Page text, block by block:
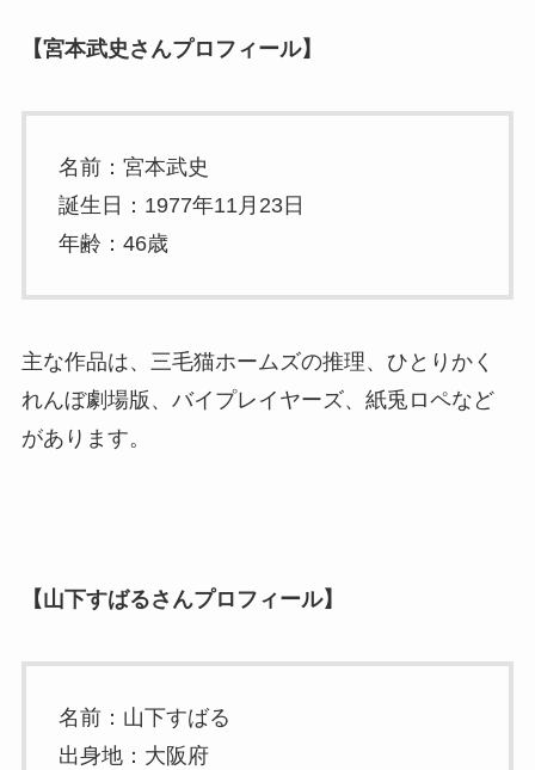
【宮本武史さんプロフィール】
名前：宮本武史
誕生日：1977年11月23日
年齢：46歳
主な作品は、三毛猫ホームズの推理、ひとりかく
れんぼ劇場版、バイプレイヤーズ、紙兎ロペなど
があります。
【山下すばるさんプロフィール】
名前：山下すばる
出身地：大阪府